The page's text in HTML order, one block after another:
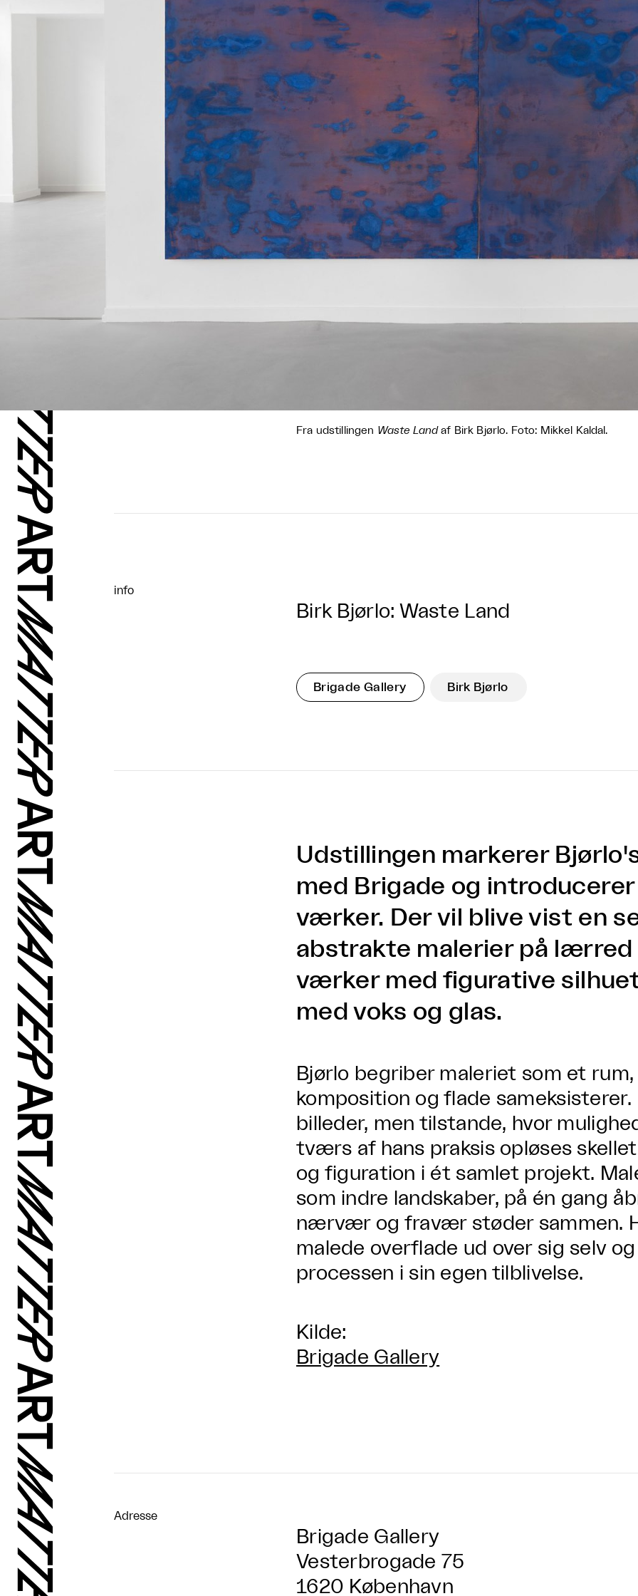
Fra udstillingen Waste Landaf Birk Bjørlo. Foto: Mikkel Kaldal.
info
Birk Bjørlo: Waste Land
Brigade Gallery Birk Bjørlo
Udstillingen markerer
med Brigade og
værker. Der vil blive vist en
abstrakte malerier på lærred
værker med figurative
med voks og glas.
Bjørlo begriber maleriet som et
komposition og flade
billeder, men tilstande, hvor
tværs af hans praksis opløses
og figuration i ét samlet projekt.
som indre landskaber, på én gang
nærvær og fravær støder sammen.
malede overflade ud over sig selv
processen i sin egen tilblivelse.
Kilde:
Brigade Gallery
Adresse
Brigade Gallery
Vesterbrogade 75
1620 København